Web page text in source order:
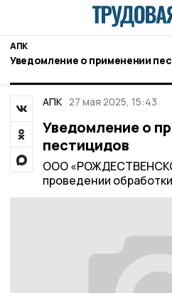
АПК
Уведомление о применении
АПК 27 мая 2025, 15:43
Уведомление о
пестицидов
ООО
проведении